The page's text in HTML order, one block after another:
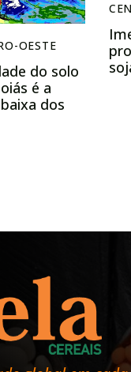
OESTE
do solo
é a
dos